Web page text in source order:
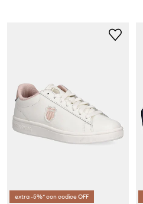
extra -5%* con codice OFF